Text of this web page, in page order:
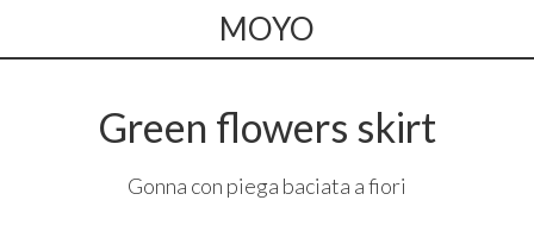
MOYO
Green flowers skirt
Gonna con piega baciata a fiori